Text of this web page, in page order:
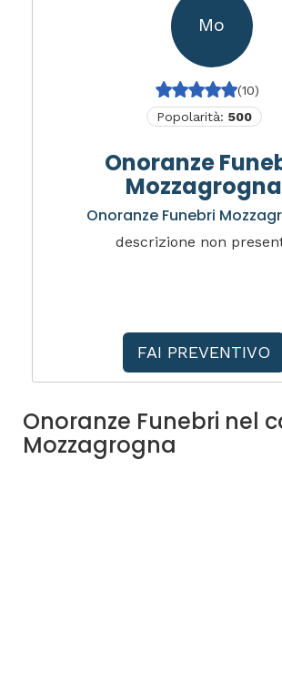
Mo
(10)
Popolarità: 500
Onoranze
Mozzagrogna
Onoranze Funebri
descrizione non
FAI PREVENTIVO
Onoranze Funebri nel
Mozzagrogna